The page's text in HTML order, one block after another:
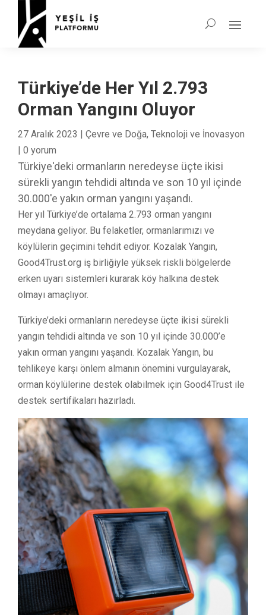
Türkiye’de Her Yıl 2.793
Orman Yangını Oluyor
27 Aralık 2023 | Çevre ve Doğa, Teknoloji ve İnovasyon
| 0 yorum
Türkiye'deki ormanların neredeyse üçte ikisi
sürekli yangın tehdidi altında ve son 10 yıl içinde
30.000'e yakın orman yangını yaşandı.
Her yıl Türkiye’de ortalama 2.793 orman yangını
meydana geliyor. Bu felaketler, ormanlarımızı ve
köylülerin geçimini tehdit ediyor. Kozalak Yangın,
Good4Trust.org iş birliğiyle yüksek riskli bölgelerde
erken uyarı sistemleri kurarak köy halkına destek
olmayı amaçlıyor.
Türkiye’deki ormanların neredeyse üçte ikisi sürekli
yangın tehdidi altında ve son 10 yıl içinde 30.000’e
yakın orman yangını yaşandı. Kozalak Yangın, bu
tehlikeye karşı önlem almanın önemini vurgulayarak,
orman köylülerine destek olabilmek için Good4Trust ile
destek sertifikaları hazırladı.